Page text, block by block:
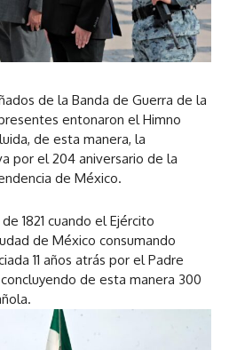
de la Banda de Guerra de la
entonaron el Himno
de esta manera, la
por el 204 aniversario de la
de México.
1821 cuando el Ejército
de México consumando
11 años atrás por el Padre
de esta manera 300